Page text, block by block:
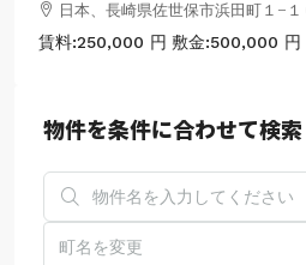
日本、長崎県佐世保市浜田町１−１
賃料:250,000 円 敷金:500,000 円
物件を条件に合わせて検索
町名を変更